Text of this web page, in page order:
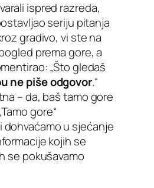
ispred razreda,
seriju pitanja
gradivo, vi ste na
prema gore, a
„Što gledaš
ne piše odgovor.“
– da, baš tamo gore
gore“
dohvaćamo u sjećanje
kojih se
se pokušavamo